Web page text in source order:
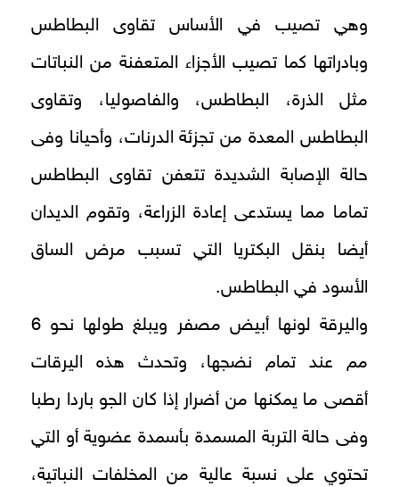
وهي تصيب في الأساس تقاوى البطاطس
وبادراتها كما تصيب الأجزاء المتعفنة من النباتات
مثل الذرة، البطاطس، والفاصوليا، وتقاوى
البطاطس المعدة من تجزئة الدرنات، وأحيانا وفى
حالة الإصابة الشديدة تتعفن تقاوى البطاطس
تماما مما يستدعى إعادة الزراعة، وتقوم الديدان
أيضا بنقل البكتريا التي تسبب مرض الساق
الأسود في البطاطس.
واليرقة لونها أبيض مصفر ويبلغ طولها نحو 6
مم عند تمام نضجها، وتحدث هذه اليرقات
أقصى ما يمكنها من أضرار إذا كان الجو باردا رطبا
وفى حالة التربة المسمدة بأسمدة عضوية أو التي
تحتوي على نسبة عالية من المخلفات النباتية،